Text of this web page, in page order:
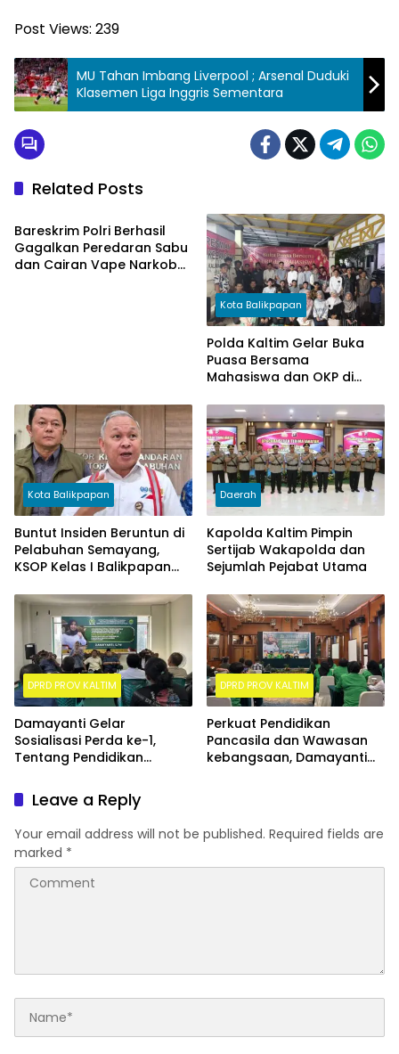
Post Views: 239
MU Tahan Imbang Liverpool ; Arsenal Duduki
Klasemen Liga Inggris Sementara
Related Posts
Hukum & Peristiwa
Bareskrim Polri Berhasil
Gagalkan Peredaran Sabu
dan Cairan Vape Narkoba
Kota Balikpapan
Polda Kaltim Gelar Buka
Puasa Bersama
Mahasiswa dan OKP di
Kota Balikpapan
Buntut Insiden Beruntun di
Pelabuhan Semayang,
KSOP Kelas I Balikpapan
Daerah
Kapolda Kaltim Pimpin
Sertijab Wakapolda dan
Sejumlah Pejabat Utama
DPRD PROV KALTIM
Damayanti Gelar
Sosialisasi Perda ke-1,
Tentang Pendidikan
kebangsaan
DPRD PROV KALTIM
Perkuat Pendidikan
Pancasila dan Wawasan
kebangsaan, Damayanti
Leave a Reply
Your email address will not be published. Required fields are
marked *